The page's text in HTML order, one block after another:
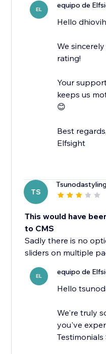
EL equipo de
Hello
We
rating!
Your
keeps us
😊
Best regards,
Elfsight
TS
This would have
to CMS
Sadly there is no
sliders on multiple
EL equipo de
Hello
We're truly
you've